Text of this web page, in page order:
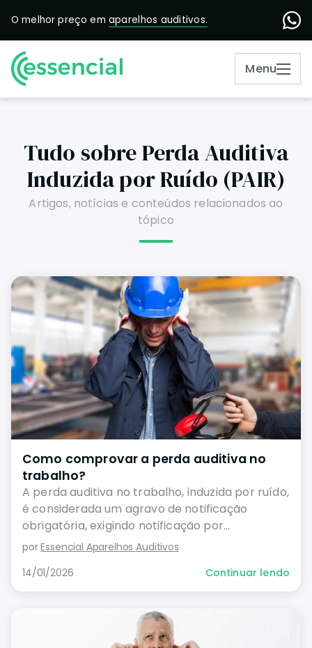
O melhor preço em aparelhos auditivos.
Menu
Tudo sobre Perda Auditiva
Induzida por Ruído (PAIR)
Artigos, notícias e conteúdos relacionados ao
tópico
Como comprovar a perda auditiva no
trabalho?
A perda auditiva no trabalho, induzida por ruído,
é considerada um agravo de notificação
obrigatória, exigindo notificação por
profissionais de saúde
porEssencial Aparelhos Auditivos
14/01/2026
Continuar lendo